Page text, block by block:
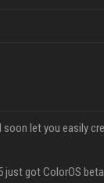
just got ColorOS beta